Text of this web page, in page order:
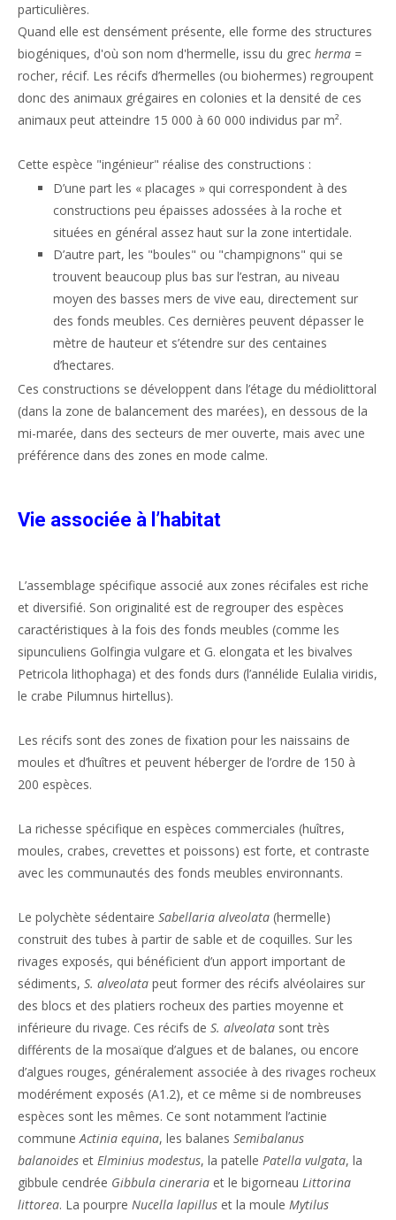
particulières.
Quand elle est densément présente, elle forme des structures
biogéniques, d'où son nom d'hermelle, issu du grec herma =
rocher, récif. Les récifs d’hermelles (ou biohermes) regroupent
donc des animaux grégaires en colonies et la densité de ces
animaux peut atteindre 15 000 à 60 000 individus par m².
Cette espèce "ingénieur" réalise des constructions :
D’une part les « placages » qui correspondent à des
constructions peu épaisses adossées à la roche et
situées en général assez haut sur la zone intertidale.
D’autre part, les "boules" ou "champignons" qui se
trouvent beaucoup plus bas sur l’estran, au niveau
moyen des basses mers de vive eau, directement sur
des fonds meubles. Ces dernières peuvent dépasser le
mètre de hauteur et s’étendre sur des centaines
d’hectares.
Ces constructions se développent dans l’étage du médiolittoral
(dans la zone de balancement des marées), en dessous de la
mi-marée, dans des secteurs de mer ouverte, mais avec une
préférence dans des zones en mode calme.
Vie associée à l’habitat
L’assemblage spécifique associé aux zones récifales est riche
et diversifié. Son originalité est de regrouper des espèces
caractéristiques à la fois des fonds meubles (comme les
sipunculiens Golfingia vulgare et G. elongata et les bivalves
Petricola lithophaga) et des fonds durs (l’annélide Eulalia viridis,
le crabe Pilumnus hirtellus).
Les récifs sont des zones de fixation pour les naissains de
moules et d’huîtres et peuvent héberger de l’ordre de 150 à
200 espèces.
La richesse spécifique en espèces commerciales (huîtres,
moules, crabes, crevettes et poissons) est forte, et contraste
avec les communautés des fonds meubles environnants.
Le polychète sédentaire Sabellaria alveolata (hermelle)
construit des tubes à partir de sable et de coquilles. Sur les
rivages exposés, qui bénéficient d’un apport important de
sédiments, S. alveolata peut former des récifs alvéolaires sur
des blocs et des platiers rocheux des parties moyenne et
inférieure du rivage. Ces récifs de S. alveolata sont très
différents de la mosaïque d’algues et de balanes, ou encore
d’algues rouges, généralement associée à des rivages rocheux
modérément exposés (A1.2), et ce même si de nombreuses
espèces sont les mêmes. Ce sont notamment l’actinie
communeActinia equina, les balanes Semibalanus
balanoides et Elminius modestus, la patelle Patella vulgata, la
gibbule cendrée Gibbula cineraria et le bigorneau Littorina
littorea. La pourpre Nucella lapillus et la moule Mytilus